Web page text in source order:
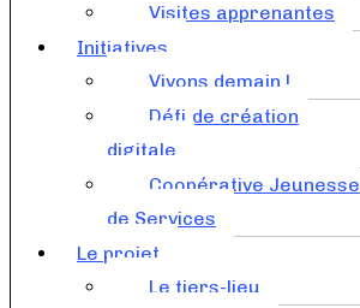
Visites apprenantes
Initiatives
Vivons demain !
Défi de création
digitale
Coopérative Jeunesse
de Services
Le projet
Le tiers-lieu